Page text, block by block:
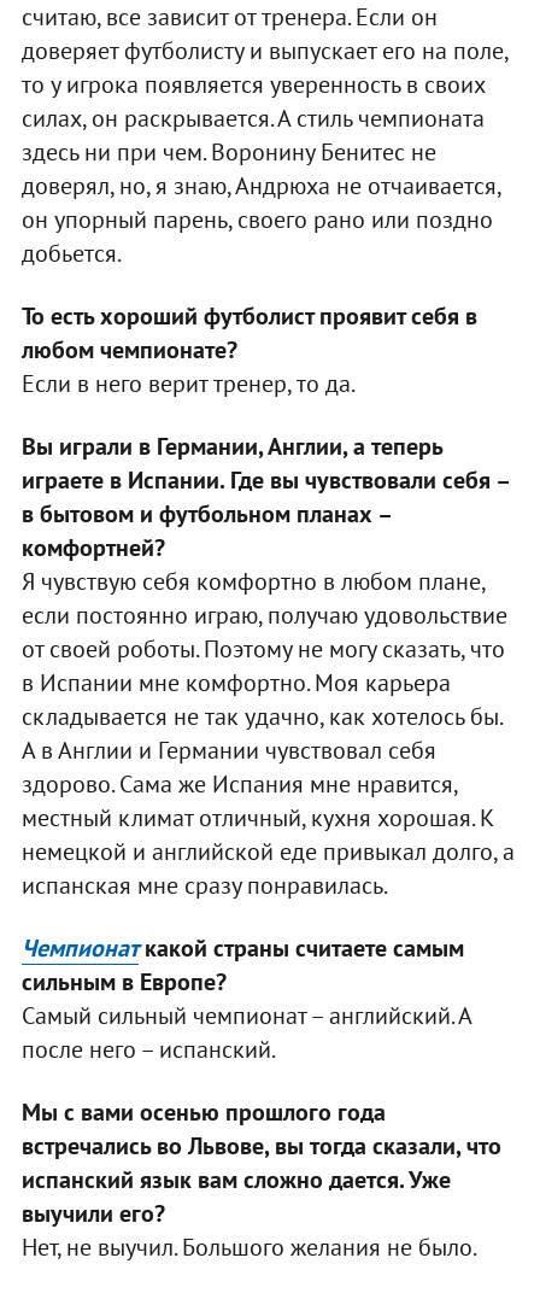
считаю, все зависит от тренера. Если он
доверяет футболисту и выпускает его на поле,
то у игрока появляется уверенность в своих
силах, он раскрывается. А стиль чемпионата
здесь ни при чем. Воронину Бенитес не
доверял, но, я знаю, Андрюха не отчаивается,
он упорный парень, своего рано или поздно
добьется.
То есть хороший футболист проявит себя в
любом чемпионате?
Если в него верит тренер, то да.
Вы играли в Германии, Англии, а теперь
играете в Испании. Где вы чувствовали себя –
в бытовом и футбольном планах –
комфортней?
Я чувствую себя комфортно в любом плане,
если постоянно играю, получаю удовольствие
от своей роботы. Поэтому не могу сказать, что
в Испании мне комфортно. Моя карьера
складывается не так удачно, как хотелось бы.
А в Англии и Германии чувствовал себя
здорово. Сама же Испания мне нравится,
местный климат отличный, кухня хорошая. К
немецкой и английской еде привыкал долго, а
испанская мне сразу понравилась.
Чемпионаткакой страны считаете самым
сильным в Европе?
Самый сильный чемпионат – английский. А
после него – испанский.
Мы с вами осенью прошлого года
встречались во Львове, вы тогда сказали, что
испанский язык вам сложно дается. Уже
выучили его?
Нет, не выучил. Большого желания не было.